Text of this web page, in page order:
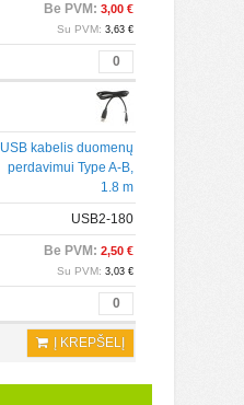
Be PVM: 3,00 €
Su PVM: 3,63 €
USB kabelis duomenų
perdavimui Type A-B,
1.8 m
USB2-180
Be PVM: 2,50 €
Su PVM: 3,03 €
Į KREPŠELĮ